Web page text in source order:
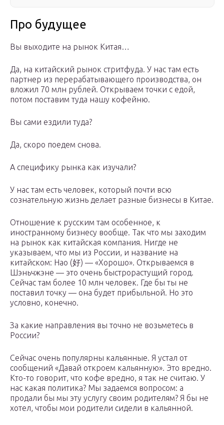
Про будущее
Вы выходите на рынок Китая…
Да, на китайский рынок стритфуда. У нас там есть
партнер из перерабатывающего производства, он
вложил 70 млн рублей. Открываем точки с едой,
потом поставим туда нашу кофейню.
Вы сами ездили туда?
Да, скоро поедем снова.
А специфику рынка как изучали?
У нас там есть человек, который почти всю
сознательную жизнь делает разные бизнесы в Китае.
Отношение к русским там особенное, к
иностранному бизнесу вообще. Так что мы заходим
на рынок как китайская компания. Нигде не
указываем, что мы из России, и название на
китайском: Hao (好) — «Хорошо». Открываемся в
Шэньчжэне — это очень быстрорастущий город.
Сейчас там более 10 млн человек. Где бы ты не
поставил точку — она будет прибыльной. Но это
условно, конечно.
За какие направления вы точно не возьметесь в
России?
Сейчас очень популярны кальянные. Я устал от
сообщений «Давай откроем кальянную». Это вредно.
Кто-то говорит, что кофе вредно, я так не считаю. У
нас какая политика? Мы задаемся вопросом: а
продали бы мы эту услугу своим родителям? Я бы не
хотел, чтобы мои родители сидели в кальянной.